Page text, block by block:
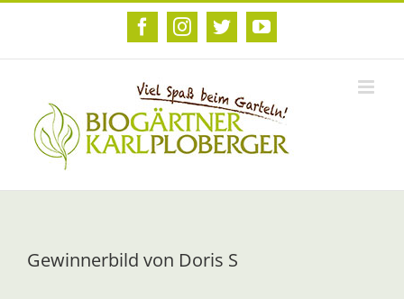
Zum
FacebookInstagram
TwitterYouTube
Gewinnerbild von Doris S